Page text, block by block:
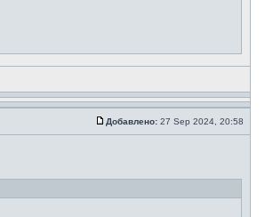
Добавлено: 27 Sep 2024, 20:58